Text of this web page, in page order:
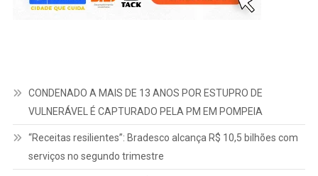
CONDENADO A MAIS DE 13 ANOS POR ESTUPRO DE
VULNERÁVEL É CAPTURADO PELA PM EM POMPEIA
“Receitas resilientes”: Bradesco alcança R$ 10,5 bilhões com
serviços no segundo trimestre